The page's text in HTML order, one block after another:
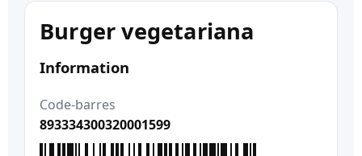
Burger vegetariana
Information
Code-barres
893334300320001599